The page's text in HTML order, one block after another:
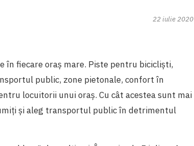
22 iulie 2020
fiecare oraș mare. Piste pentru bicicliști,
public, zone pietonale, confort în
locuitorii unui oraș. Cu cât acestea sunt mai
și aleg transportul public în detrimentul